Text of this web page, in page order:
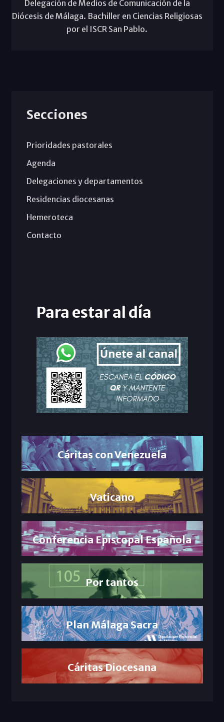
Delegación de Medios de Comunicación de la
Diócesis de Málaga. Bachiller en Ciencias Religiosas
por el ISCR San Pablo.
Secciones
Prioridades pastorales
Agenda
Delegaciones y departamentos
Residencias diocesanas
Hemeroteca
Contacto
Para estar al día
Cáritas con Venezuela
Vaticano
Conferencia Episcopal Española
Por tantos
Plan Málaga Sacra
Cáritas Diocesana